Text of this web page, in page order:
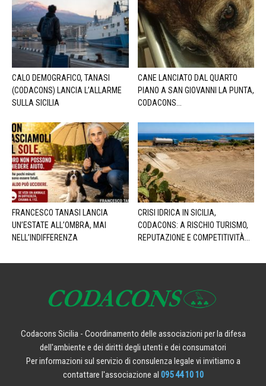
CALO DEMOGRAFICO, TANASI
(CODACONS) LANCIA L’ALLARME
SULLA SICILIA
CANE LANCIATO DAL QUARTO
PIANO A SAN GIOVANNI LA PUNTA,
CODACONS...
FRANCESCO TANASI LANCIA
UN’ESTATE ALL’OMBRA, MAI
NELL’INDIFFERENZA
CRISI IDRICA IN SICILIA,
CODACONS: A RISCHIO TURISMO,
REPUTAZIONE E COMPETITIVITÀ...
Codacons Sicilia - Coordinamento delle associazioni per la difesa
dell'ambiente e dei diritti degli utenti e dei consumatori
Per informazioni sul servizio di consulenza legale vi invitiamo a
contattare l'associazione al 095 44 10 10